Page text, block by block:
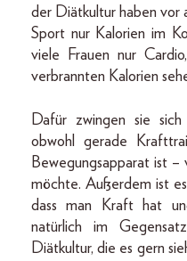
der Diätkultur haben vor
Sport nur Kalorien im
viele Frauen nur
verbrannten Kalorien
Dafür zwingen sie sich
obwohl gerade
Bewegungsapparat ist
möchte. Außerdem ist
dass man Kraft hat
natürlich im
Diätkultur, die es gern